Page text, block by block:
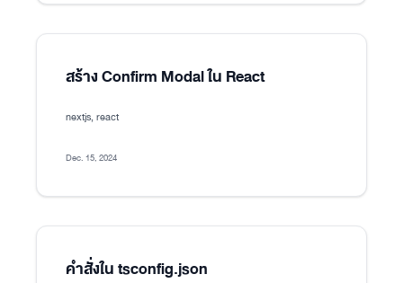
สร้าง Confirm Modal ใน React
nextjs, react
Dec. 15, 2024
คำสั่งใน tsconfig.json